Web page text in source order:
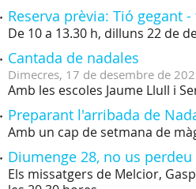
Reserva prèvia: Tió gegant
De 10 a 13.30 h, dilluns 22 de
Cantada de nadales
Dimecres, 17 de desembre de
Amb les escoles Jaume Llull i
Preparant l'arribada de
Amb un cap de setmana de
Diumenge 28, no us
Els missatgers de Melcior,